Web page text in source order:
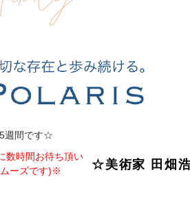
☆美術家 田畑
週間です☆
数時間お待ち頂い
ーズです)※